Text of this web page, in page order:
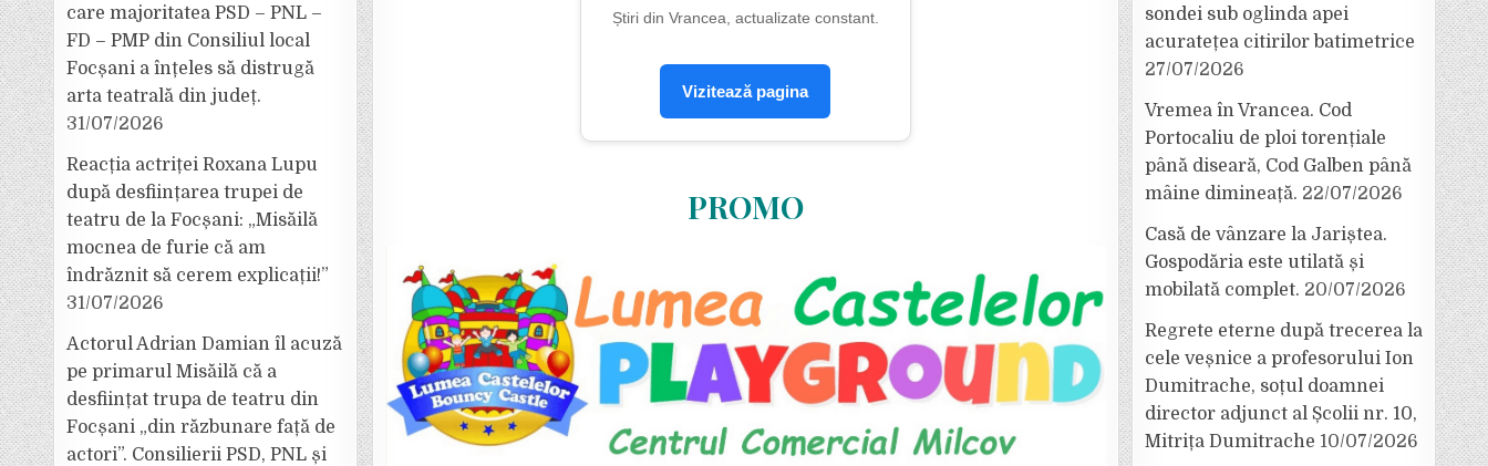
Știri din Vrancea, actualizate constant.
Vizitează pagina
PROMO
care majoritatea PSD – PNL –
FD – PMP din Consiliul local
Focșani a înțeles să distrugă
arta teatrală din județ.
31/07/2026
Reacția actriței Roxana Lupu
după desființarea trupei de
teatru de la Focșani: „Misăilă
mocnea de furie că am
îndrăznit să cerem explicații!”
31/07/2026
Actorul Adrian Damian îl acuză
pe primarul Misăilă că a
desființat trupa de teatru din
Focșani „din răzbunare față de
actori”. Consilierii PSD, PNL și
sondei sub oglinda apei
acuratețea citirilor batimetrice
27/07/2026
Vremea în Vrancea. Cod
Portocaliu de ploi torențiale
până diseară, Cod Galben până
mâine dimineață. 22/07/2026
Casă de vânzare la Jariștea.
Gospodăria este utilată și
mobilată complet. 20/07/2026
Regrete eterne după trecerea la
cele veșnice a profesorului Ion
Dumitrache, soțul doamnei
director adjunct al Școlii nr. 10,
Mitrița Dumitrache 10/07/2026